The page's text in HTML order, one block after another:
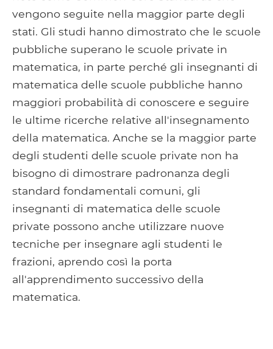
vengono seguite nella maggior parte degli
stati. Gli studi hanno dimostrato che le scuole
pubbliche superano le scuole private in
matematica, in parte perché gli insegnanti di
matematica delle scuole pubbliche hanno
maggiori probabilità di conoscere e seguire
le ultime ricerche relative all'insegnamento
della matematica. Anche se la maggior parte
degli studenti delle scuole private non ha
bisogno di dimostrare padronanza degli
standard fondamentali comuni, gli
insegnanti di matematica delle scuole
private possono anche utilizzare nuove
tecniche per insegnare agli studenti le
frazioni, aprendo così la porta
all'apprendimento successivo della
matematica.